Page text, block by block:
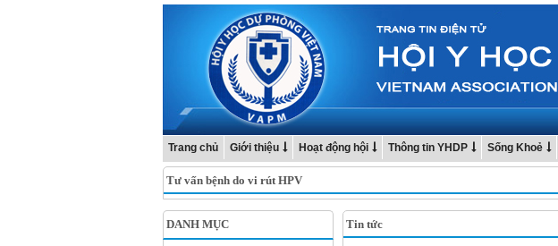
Trang chủ Giới thiệu Hoạt động hội Thông tin YHDP Sống Khoẻ
Tư vấn bệnh do vi rút HPV
DANH MỤC Tin tức